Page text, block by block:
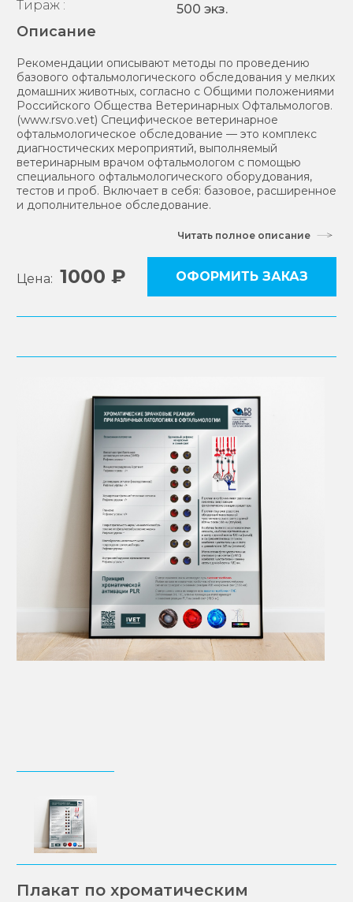
Тираж : 500 экз.
Описание
Рекомендации описывают методы по проведению
базового офтальмологического обследования у мелких
домашних животных, согласно с Общими положениями
Российского Общества Ветеринарных Офтальмологов.
(www.rsvo.vet) Специфическое ветеринарное
офтальмологическое обследование — это комплекс
диагностических мероприятий, выполняемый
ветеринарным врачом офтальмологом с помощью
специального офтальмологического оборудования,
тестов и проб. Включает в себя: базовое, расширенное
и дополнительное обследование.
Цена: 1000 ₽ ОФОРМИТЬ ЗАКАЗ
Плакат по хроматическим